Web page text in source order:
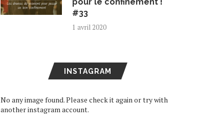
#33
1 avril 2020
INSTAGRAM
No any image found. Please check it again or try with
another instagram account.